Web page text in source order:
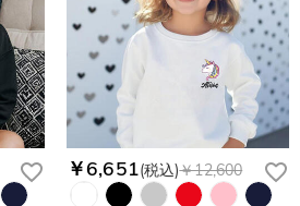
￥6,651(税込)￥12,600